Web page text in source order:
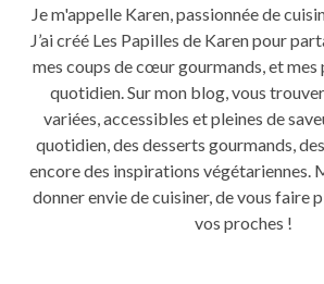
Je m'appelle Karen, passionnée de
J’ai créé Les Papilles de Karen pour
mes coups de cœur gourmands, et mes
quotidien. Sur mon blog, vous
variées, accessibles et pleines de
quotidien, des desserts gourmands,
encore des inspirations végétariennes.
donner envie de cuisiner, de vous faire
vos proches !